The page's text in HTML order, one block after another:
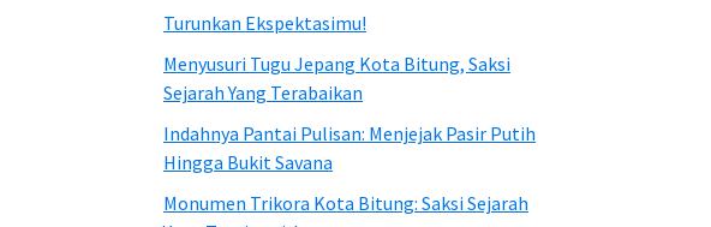
Turunkan Ekspektasimu!
Menyusuri Tugu Jepang Kota Bitung, Saksi
Sejarah Yang Terabaikan
Indahnya Pantai Pulisan: Menjejak Pasir Putih
Hingga Bukit Savana
Monumen Trikora Kota Bitung: Saksi Sejarah